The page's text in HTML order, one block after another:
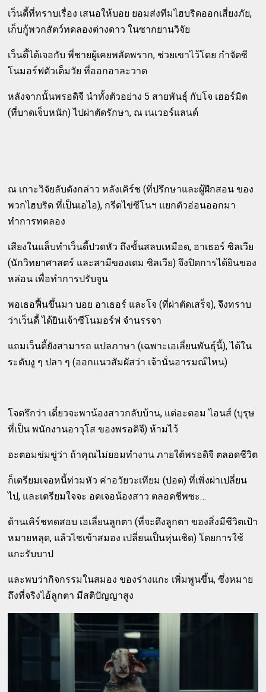
เว็นดี้ที่ทราบเรื่อง เสนอให้บอย ยอมส่งทีมไฮบริดออกเสี่ยงภัย,
เก็บกู้พวกสัตว์ทดลองต่างดาว ในซากยานวิจัย
เว็นดี้ได้เจอกับ พี่ชายผู้เคยพลัดพราก, ช่วยเขาไว้โดย กำจัดซี
โนมอร์ฟตัวเต็มวัย ที่ออกอาละวาด
หลังจากนั้นพรอดิจี นำทั้งตัวอย่าง 5 สายพันธุ์ กับโจ เฮอร์มิต
(ที่บาดเจ็บหนัก) ไปผ่าตัดรักษา, ณ เนเวอร์แลนด์
ณ เกาะวิจัยลับดังกล่าว หลังเคิร์ช (ที่ปรึกษาและผู้ฝึกสอน ของ
พวกไฮบริด ที่เป็นเอไอ), กรีดไข่ซีโนฯ แยกตัวอ่อนออกมา
ทำการทดลอง
เสียงในแล็บทำเว็นดี้ปวดหัว ถึงขั้นสลบเหมือด, อาเธอร์ ซิลเวีย
(นักวิทยาศาสตร์ และสามีของเดม ซิลเวีย) จึงปิดการได้ยินของ
หล่อน เพื่อทำการปรับจูน
พอเธอฟื้นขึ้นมา บอย อาเธอร์ และโจ (ที่ผ่าตัดเสร็จ), จึงทราบ
ว่าเว็นดี้ ได้ยินเจ้าซีโนมอร์ฟ จำนรรจา
แถมเว็นดี้ยังสามารถ แปลภาษา (เฉพาะเอเลี่ยนพันธุ์นี้), ได้ใน
ระดับงู ๆ ปลา ๆ (ออกแนวสัมผัสว่า เจ้านั่นอารมณ์ไหน)
โจตรึกว่า เดี๋ยวจะพาน้องสาวกลับบ้าน, แต่อะตอม ไอนส์ (บุรุษ
ที่เป็น พนักงานอาวุโส ของพรอดิจี) ห้ามไว้
อะตอมข่มขู่ว่า ถ้าคุณไม่ยอมทำงาน ภายใต้พรอดิจี ตลอดชีวิต
ก็เตรียมเจอหนี้ท่วมหัว ค่าอวัยวะเทียม (ปอด) ที่เพิ่งผ่าเปลี่ยน
ไป, และเตรียมใจจะ อดเจอน้องสาว ตลอดชีพซะ…
ด้านเคิร์ชทดสอบ เอเลี่ยนลูกตา (ที่จะดึงลูกตา ของสิ่งมีชีวิตเป้า
หมายหลุด, แล้วไชเข้าสมอง เปลี่ยนเป็นหุ่นเชิด) โดยการใช้
แกะรับบาป
และพบว่ากิจกรรมในสมอง ของร่างแกะ เพิ่มพูนขึ้น, ซึ่งหมาย
ถึงที่จริงไอ้ลูกตา มีสติปัญญาสูง